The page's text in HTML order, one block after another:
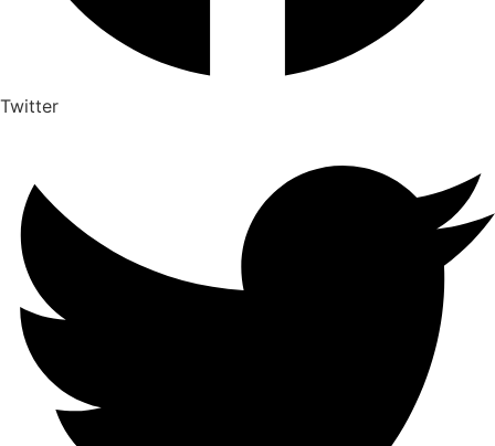
Twitter